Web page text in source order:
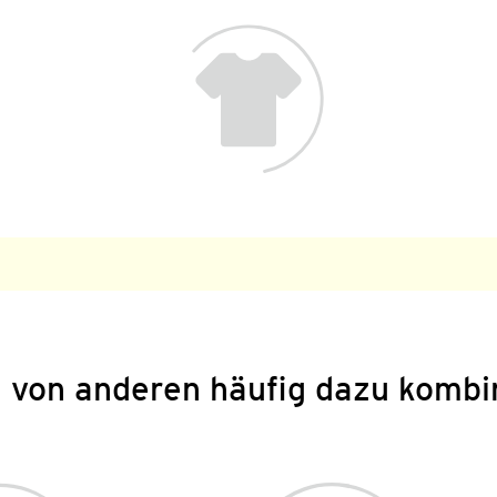
von anderen häufig dazu